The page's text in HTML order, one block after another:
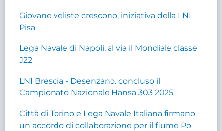
Giovane veliste crescono, iniziativa della LNI
Pisa
Lega Navale di Napoli, al via il Mondiale classe
J22
LNI Brescia - Desenzano. concluso il
Campionato Nazionale Hansa 303 2025
Città di Torino e Lega Navale Italiana firmano
un accordo di collaborazione per il fiume Po